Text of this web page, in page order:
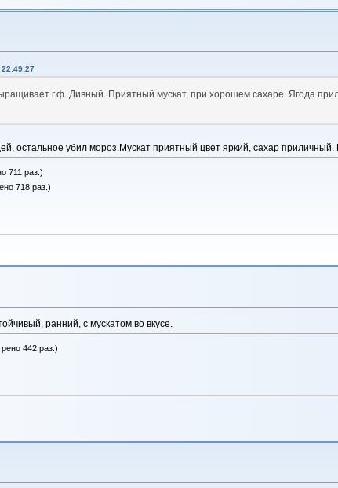
22:49:27
г.ф. Дивный. Приятный мускат, при хорошем сахаре. Ягода
остальное убил мороз.Мускат приятный цвет яркий, сахар
711 раз.)
718 раз.)
ранний, с мускатом во вкусе.
442 раз.)